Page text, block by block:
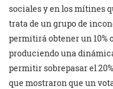
sociales y en los mítines
trata de un grupo de
permitirá obtener un 10%
produciendo una
permitir sobrepasar el
que mostraron que un